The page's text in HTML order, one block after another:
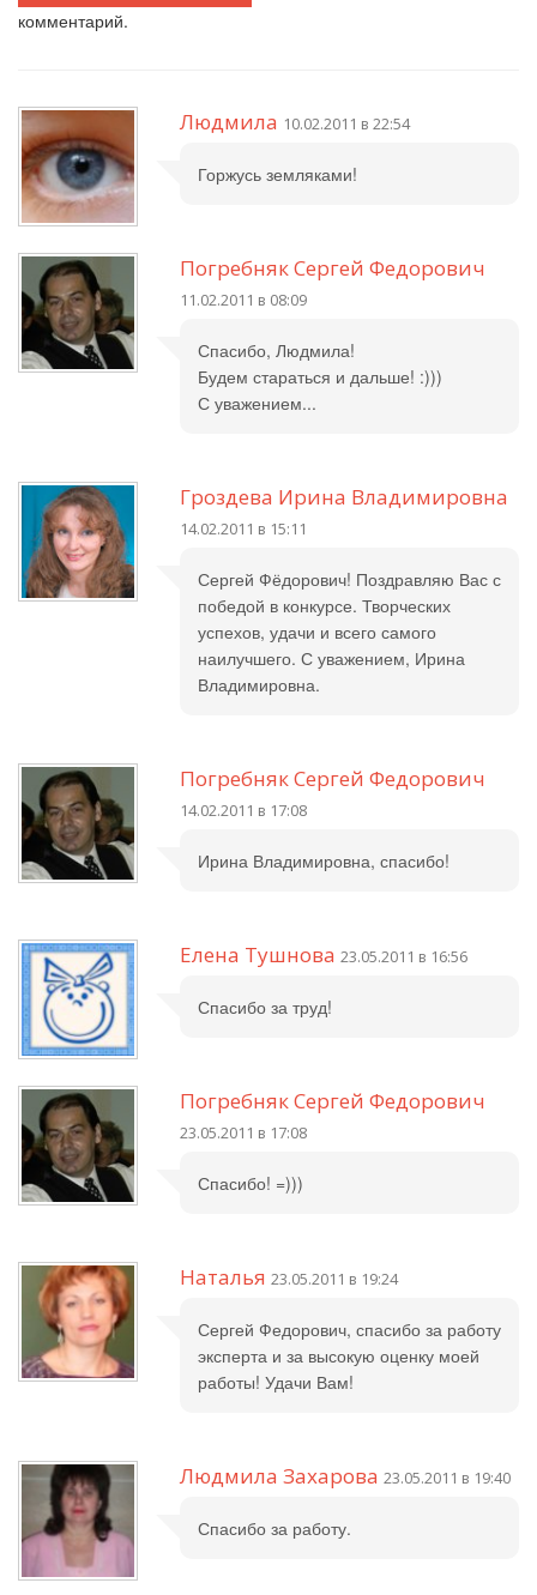
комментарий.
Людмила 10.02.2011 в 22:54
Горжусь земляками!
Погребняк Сергей Федорович
11.02.2011 в 08:09
Спасибо, Людмила!
Будем стараться и дальше! :)))
С уважением...
Гроздева Ирина Владимировна
14.02.2011 в 15:11
Сергей Фёдорович! Поздравляю Вас с
победой в конкурсе. Творческих
успехов, удачи и всего самого
наилучшего. С уважением, Ирина
Владимировна.
Погребняк Сергей Федорович
14.02.2011 в 17:08
Ирина Владимировна, спасибо!
Елена Тушнова 23.05.2011 в 16:56
Спасибо за труд!
Погребняк Сергей Федорович
23.05.2011 в 17:08
Спасибо! =)))
Наталья 23.05.2011 в 19:24
Сергей Федорович, спасибо за работу
эксперта и за высокую оценку моей
работы! Удачи Вам!
Людмила Захарова 23.05.2011 в 19:40
Спасибо за работу.